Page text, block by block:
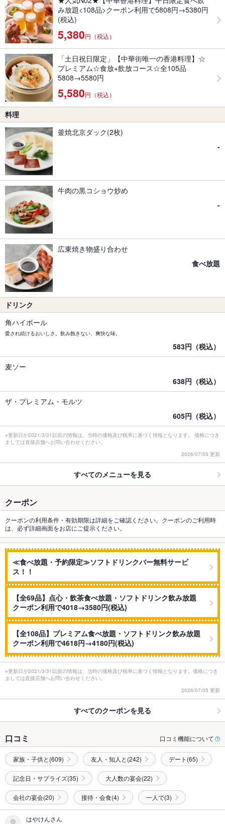
み放題<108品>クーポン利用で5808円→5380円
(税込)
5,380円（税込）
「土日祝日限定」【中華街唯一の香港料理】☆
プレミアム☆食放+飲放コース☆全105品
5808→5580円
5,580円（税込）
料理
釜焼北京ダック(2枚)
-
牛肉の黒コショウ炒め
-
広東焼き物盛り合わせ
食べ放題
ドリンク
角ハイボール
愛され続けるおいしさ。飲み飽きない、爽快な味。
583円（税込）
麦ソー
638円（税込）
ザ・プレミアム・モルツ
605円（税込）
※更新日が2021/3/31以前の情報は、当時の価格及び税率に基づく情報となります。 価格につき
ましては直接店舗へお問い合わせください。
2026/07/05 更新
すべてのメニューを見る
クーポン
クーポンの利用条件・有効期限は詳細をご確認ください。クーポンのご利用時
は、必ず詳細画面をお店にご提示ください。
≪食べ放題・予約限定≫ソフトドリンクバー無料サービ
ス！！
【全69品】点心・飲茶食べ放題・ソフトドリンク飲み放題
クーポン利用で4018→3580円(税込)
【全108品】プレミアム食べ放題・ソフトドリンク飲み放題
クーポン利用で4618円→4180円(税込)
※更新日が2021/3/31以前の情報は、当時の価格及び税率に基づく情報となります。価格につき
ましては直接店舗へお問い合わせください。
2026/07/05 更新
すべてのクーポンを見る
口コミ 口コミ機能について
家族・子供と(609) 友人・知人と(242) デート(65)
記念日・サプライズ(35) 大人数の宴会(22)
会社の宴会(20) 接待・会食(4) 一人で(3)
はやけんさん